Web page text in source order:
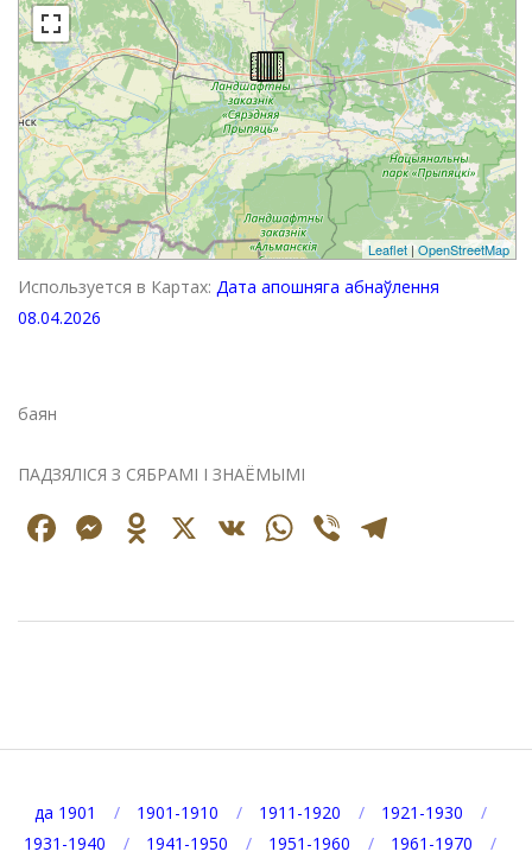
Leaflet | OpenStreetMap
Используется в Картах: Дата апошняга абнаўлення
08.04.2026
баян
ПАДЗЯЛІСЯ З СЯБРАМІ І ЗНАЁМЫМІ
Facebook
Messenger
Odnoklassniki
X VK WhatsApp
Viber
да 1901 1901-1910 1911-1920
1921-1930
1931-1940
1941-1950 1951-1960
1961-1970